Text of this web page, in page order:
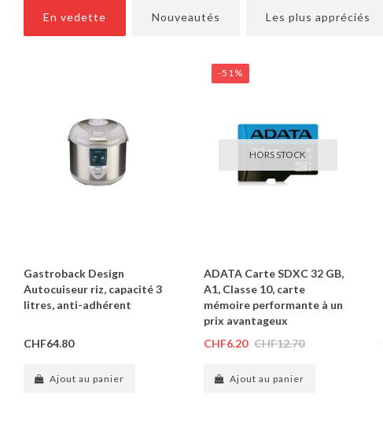
En vedette Nouveautés Les plus appréciés
Gastroback Design
Autocuiseur riz, capacité 3
litres, anti-adhérent
CHF64.80
Ajout au panier
HORS STOCK
-51%
ADATA Carte SDXC 32 GB,
A1, Classe 10, carte
mémoire performante à un
prix avantageux
CHF6.20 CHF12.70
Ajout au panier